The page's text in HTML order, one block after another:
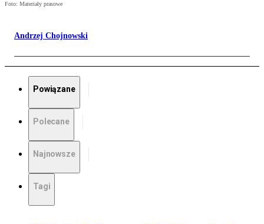
Foto: Materiały prasowe
Andrzej Chojnowski
Powiązane
Polecane
Najnowsze
Tagi